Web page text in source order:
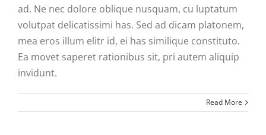
ad. Ne nec dolore oblique nusquam, cu luptatum
volutpat delicatissimi has. Sed ad dicam platonem,
mea eros illum elitr id, ei has similique constituto.
Ea movet saperet rationibus sit, pri autem aliquip
invidunt.
Read More